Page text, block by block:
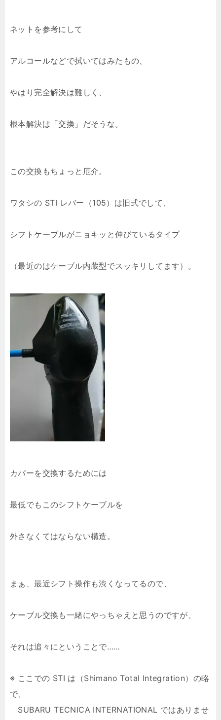
ネットを参考にして
アルコールなどで拭いてはみたもの、
やはり完全解決は難しく、
根本解決は「交換」だそうな。
この交換もちょっと厄介。
ワタシの STI レバー（105）は旧式でして、
シフトケーブルがニョキッと伸びているタイプ
（最近のはケーブル内蔵型でスッキリしてます）。
カバーを交換するためには
最低でもこのシフトケーブルを
外さなくてはならない構造。
まぁ、最近シフト操作も渋くなってるので、
ケーブル交換も一緒にやっちゃえと思うのですが、
それは追々にということで……
※ ここでの STI は（Shimano Total Integration）の略
で、
SUBARU TECNICA INTERNATIONAL ではありませ